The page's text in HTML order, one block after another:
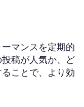
マンスを定期的
稿が人気か、ど
ことで、より効